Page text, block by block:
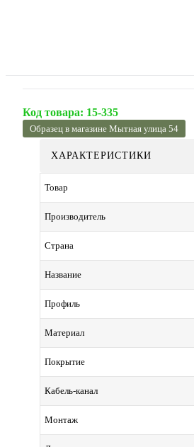
Код товара: 15-335
Образец в магазине Мытная улица 54
ХАРАКТЕРИСТИКИ
Товар
Производитель
Страна
Название
Профиль
Материал
Покрытие
Кабель-канал
Монтаж